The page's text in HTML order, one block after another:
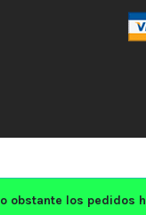
obstante los